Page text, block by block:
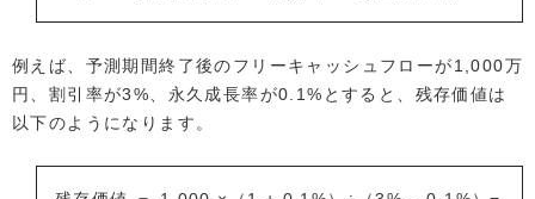
例えば、予測期間終了後のフリーキャッシュフローが1,000万
円、割引率が3%、永久成長率が0.1%とすると、残存価値は
以下のようになります。